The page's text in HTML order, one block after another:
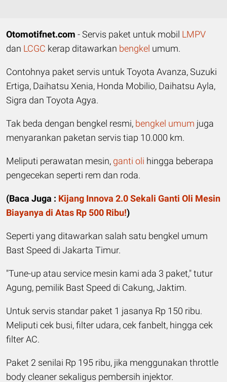
Otomotifnet.com - Servis paket untuk mobil LMPV
dan LCGC kerap ditawarkan bengkel umum.
Contohnya paket servis untuk Toyota Avanza, Suzuki
Ertiga, Daihatsu Xenia, Honda Mobilio, Daihatsu Ayla,
Sigra dan Toyota Agya.
Tak beda dengan bengkel resmi, bengkel umum juga
menyarankan paketan servis tiap 10.000 km.
Meliputi perawatan mesin, ganti oli hingga beberapa
pengecekan seperti rem dan roda.
(Baca Juga : Kijang Innova 2.0 Sekali Ganti Oli Mesin
Biayanya di Atas Rp 500 Ribu!)
Seperti yang ditawarkan salah satu bengkel umum
Bast Speed di Jakarta Timur.
"Tune-up atau service mesin kami ada 3 paket," tutur
Agung, pemilik Bast Speed di Cakung, Jaktim.
Untuk servis standar paket 1 jasanya Rp 150 ribu.
Meliputi cek busi, filter udara, cek fanbelt, hingga cek
filter AC.
Paket 2 senilai Rp 195 ribu, jika menggunakan throttle
body cleaner sekaligus pembersih injektor.